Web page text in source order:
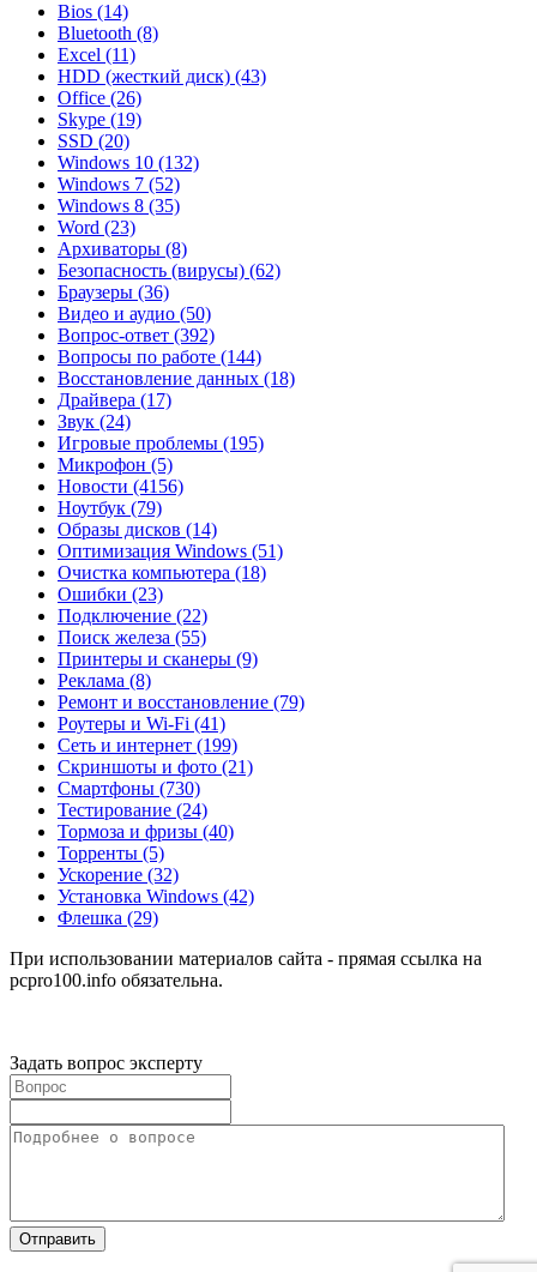
Bios (14)
Bluetooth (8)
Excel (11)
HDD (жесткий диск) (43)
Office (26)
Skype (19)
SSD (20)
Windows 10 (132)
Windows 7 (52)
Windows 8 (35)
Word (23)
Архиваторы (8)
Безопасность (вирусы) (62)
Браузеры (36)
Видео и аудио (50)
Вопрос-ответ (392)
Вопросы по работе (144)
Восстановление данных (18)
Драйвера (17)
Звук (24)
Игровые проблемы (195)
Микрофон (5)
Новости (4156)
Ноутбук (79)
Образы дисков (14)
Оптимизация Windows (51)
Очистка компьютера (18)
Ошибки (23)
Подключение (22)
Поиск железа (55)
Принтеры и сканеры (9)
Реклама (8)
Ремонт и восстановление (79)
Роутеры и Wi-Fi (41)
Сеть и интернет (199)
Скриншоты и фото (21)
Смартфоны (730)
Тестирование (24)
Тормоза и фризы (40)
Торренты (5)
Ускорение (32)
Установка Windows (42)
Флешка (29)
При использовании материалов сайта - прямая ссылка на
pcpro100.info обязательна.
Задать вопрос эксперту